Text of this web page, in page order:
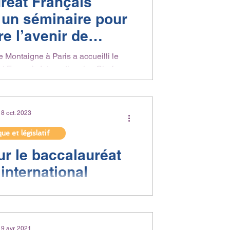
séminaire pour
l’avenir de
plurilingue
Montaigne à Paris a accueilli le
Français International ». Chefs
le baccalauréat
et législatif
oct. 2023
avr. 2021